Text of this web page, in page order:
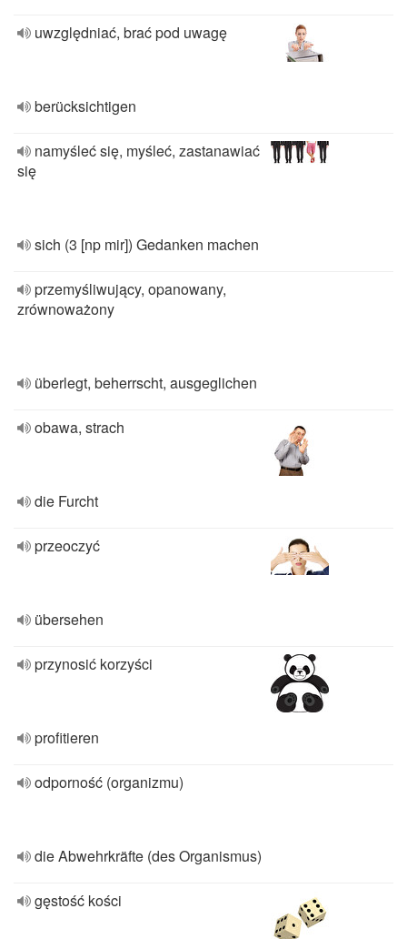
uwzględniać, brać pod uwagę
berücksichtigen
namyśleć się, myśleć, zastanawiać
się
sich (3 [np mir]) Gedanken machen
przemyśliwujący, opanowany,
zrównoważony
überlegt, beherrscht, ausgeglichen
obawa, strach
die Furcht
przeoczyć
übersehen
przynosić korzyści
profitieren
odporność (organizmu)
die Abwehrkräfte (des Organismus)
gęstość kości